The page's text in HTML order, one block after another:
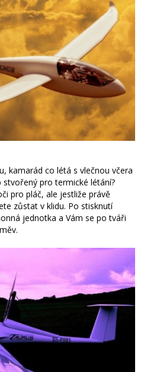
kamarád co létá s vlečnou včera
pro termické létání?
pro pláč, ale jestliže právě
zůstat v klidu. Po stisknutí
jednotka a Vám se po tváři